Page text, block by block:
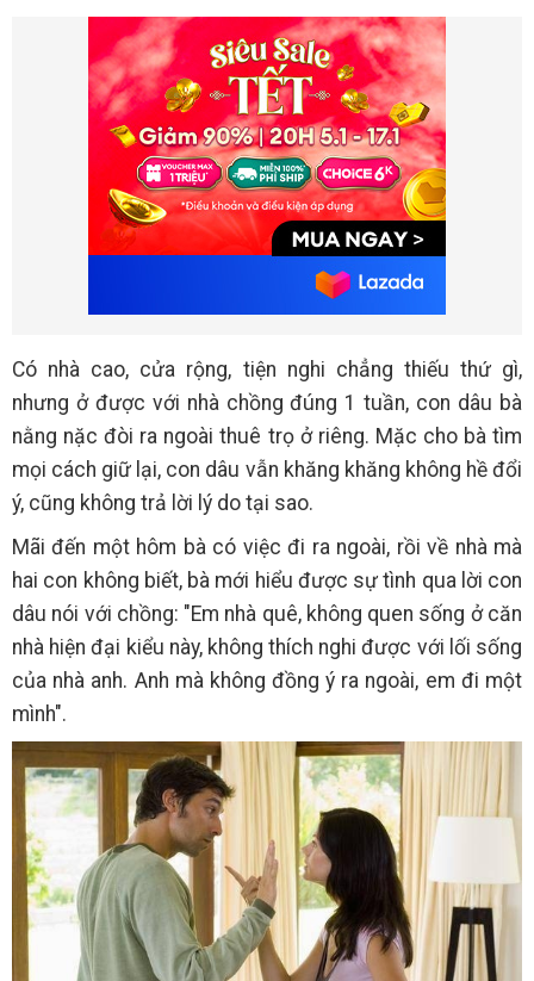
Có nhà cao, cửa rộng, tiện nghi chẳng thiếu thứ gì,
nhưng ở được với nhà chồng đúng 1 tuần, con dâu bà
nằng nặc đòi ra ngoài thuê trọ ở riêng. Mặc cho bà tìm
mọi cách giữ lại, con dâu vẫn khăng khăng không hề đổi
ý, cũng không trả lời lý do tại sao.
Mãi đến một hôm bà có việc đi ra ngoài, rồi về nhà mà
hai con không biết, bà mới hiểu được sự tình qua lời con
dâu nói với chồng: "Em nhà quê, không quen sống ở căn
nhà hiện đại kiểu này, không thích nghi được với lối sống
của nhà anh. Anh mà không đồng ý ra ngoài, em đi một
mình".